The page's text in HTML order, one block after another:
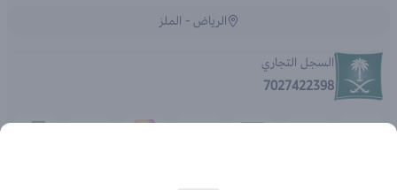
الرياض - الملز
السجل التجاري
7027422398